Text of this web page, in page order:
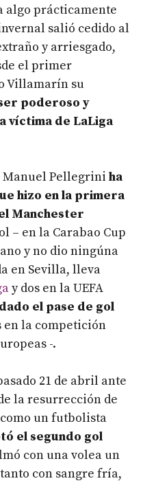
algo prácticamente
salió cedido al
y arriesgado,
el primer
Villamarín su
poderoso y
víctima de LaLiga
Manuel Pellegrini ha
hizo en la primera
Manchester
– en la Carabao Cup
y no dio ningúna
en Sevilla, lleva
y dos en la UEFA
el pase de gol
en la competición
-.
21 de abril ante
la resurrección de
un futbolista
el segundo gol
con una volea un
con sangre fría,